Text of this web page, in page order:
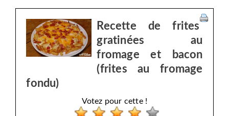
Recette de frites
gratinées au
fromage et bacon
(frites au fromage
fondu)
Votez pour cette !